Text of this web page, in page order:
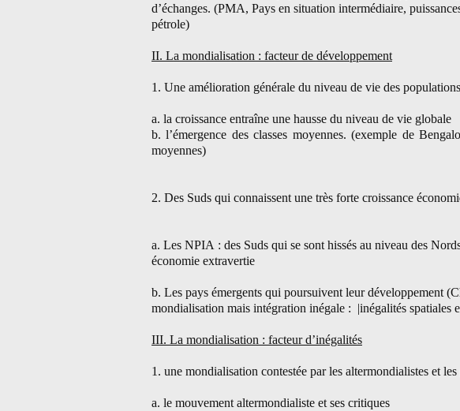
d’échanges. (PMA, Pays en situation intermédiaire,
pétrole)
II. La mondialisation : facteur de développement
1. Une amélioration générale du niveau de vie des populations
a. la croissance entraîne une hausse du niveau de vie globale
b. l’émergence des classes moyennes. (exemple de
moyennes)
2. Des Suds qui connaissent une très forte croissance
a. Les NPIA : des Suds qui se sont hissés au niveau des
économie extravertie
b. Les pays émergents qui poursuivent leur développement
mondialisation mais intégration inégale : |inégalités spatiales
III. La mondialisation : facteur d’inégalités
1. une mondialisation contestée par les altermondialistes et
a. le mouvement altermondialiste et ses critiques